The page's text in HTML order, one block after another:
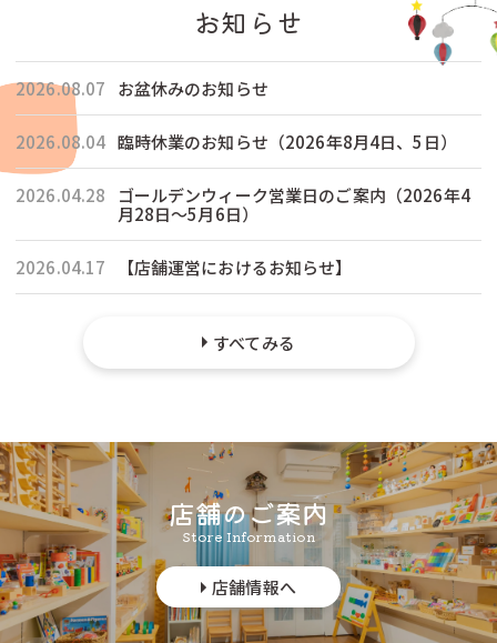
お知らせ
2026.08.07 お盆休みのお知らせ
2026.08.04 臨時休業のお知らせ（2026年8月4日、5日）
2026.04.28
ゴールデンウィーク営業日のご案内（2026年4
月28日〜5月6日）
2026.04.17 【店舗運営におけるお知らせ】
すべてみる
店舗のご案内
Store Information
店舗情報へ